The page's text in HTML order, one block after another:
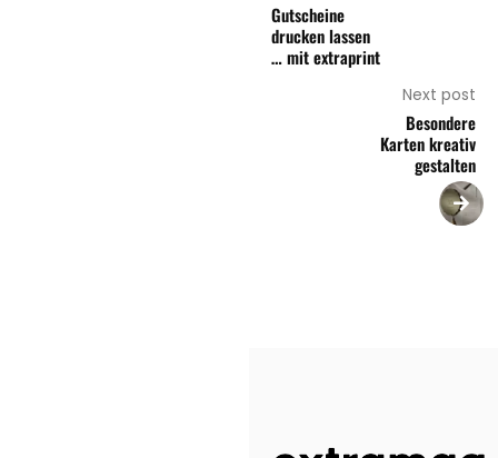
Gutscheine
drucken lassen
… mit extraprint
Next post
Besondere
Karten kreativ
gestalten